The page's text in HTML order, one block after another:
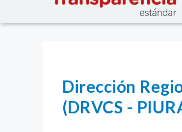
Dirección
(DRVCS -